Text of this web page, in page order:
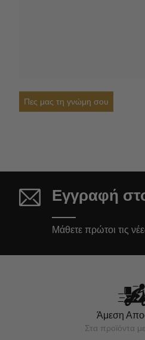
Πες μας τη γνώμη σου
Εγγραφή
Μάθετε πρώτοι τις
Άμεση
Στα προϊόντα